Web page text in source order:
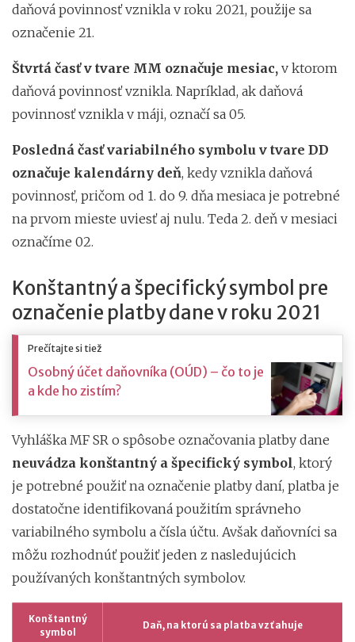
daňová povinnosť vznikla v roku 2021, použije sa
označenie 21.
Štvrtá časť v tvare MM označuje mesiac, v ktorom
daňová povinnosť vznikla. Napríklad, ak daňová
povinnosť vznikla v máji, označí sa 05.
Posledná časť variabilného symbolu v tvare DD
označuje kalendárny deň, kedy vznikla daňová
povinnosť, pričom od 1. do 9. dňa mesiaca je potrebné
na prvom mieste uviesť aj nulu. Teda 2. deň v mesiaci
označíme 02.
Konštantný a špecifický symbol pre
označenie platby dane v roku 2021
Prečítajte si tiež
Osobný účet daňovníka (OÚD) – čo to je
a kde ho zistím?
Vyhláška MF SR o spôsobe označovania platby dane
neuvádza konštantný a špecifický symbol, ktorý
je potrebné použiť na označenie platby daní, platba je
dostatočne identifikovaná použitím správneho
variabilného symbolu a čísla účtu. Avšak daňovníci sa
môžu rozhodnúť použiť jeden z nasledujúcich
používaných konštantných symbolov.
Konštantný
symbol
Daň, na ktorú sa platba vzťahuje